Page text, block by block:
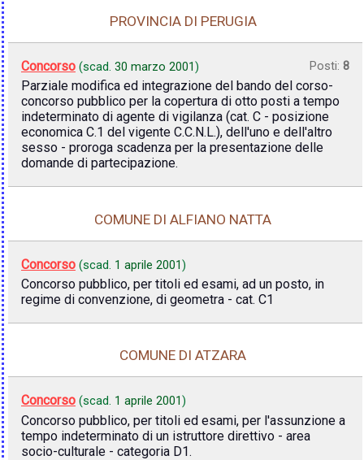
PROVINCIA DI PERUGIA
Concorso (scad. 30 marzo 2001) Posti: 8
Parziale modifica ed integrazione del bando del corso-
concorso pubblico per la copertura di otto posti a tempo
indeterminato di agente di vigilanza (cat. C - posizione
economica C.1 del vigente C.C.N.L.), dell'uno e dell'altro
sesso - proroga scadenza per la presentazione delle
domande di partecipazione.
COMUNE DI ALFIANO NATTA
Concorso (scad. 1 aprile 2001)
Concorso pubblico, per titoli ed esami, ad un posto, in
regime di convenzione, di geometra - cat. C1
COMUNE DI ATZARA
Concorso (scad. 1 aprile 2001)
Concorso pubblico, per titoli ed esami, per l'assunzione a
tempo indeterminato di un istruttore direttivo - area
socio-culturale - categoria D1.